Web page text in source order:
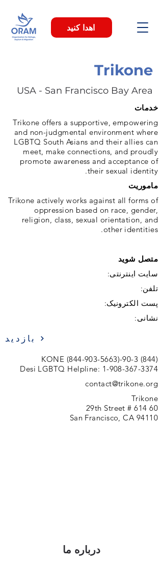
اهدا کنید
Trikone
USA - San Francisco Bay Area
خدمات
Trikone offers a supportive, empowering
and non-judgmental environment where
LGBTQ South Asians and their allies can
meet, make connections, and proudly
promote awareness and acceptance of
their sexual identity.
ماموریت
Trikone actively works against all forms of
oppression based on race, gender,
religion, class, sexual orientation, and
other identities.
متصل شوید
سایت اینترنتی:
تلفن:
پست الکترونیک:
نشانی:
بازدید
(844) 90-3-KONE
(844-903-5663)
Desi LGBTQ Helpline: 1-908-367-3374
contact@trikone.org
Trikone
60 29th Street # 614
San Francisco, CA 94110
درباره ما